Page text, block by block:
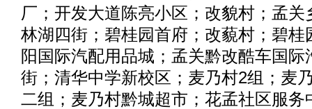
厂；开发大道陈亮小区；改貌村；孟关
林湖四街；碧桂园首府；改藐村；碧桂
阳国际汽配用品城；孟关黔改酷车国际
街；清华中学新校区；麦乃村2组；麦
二组；麦乃村黔城超市；花孟社区服务